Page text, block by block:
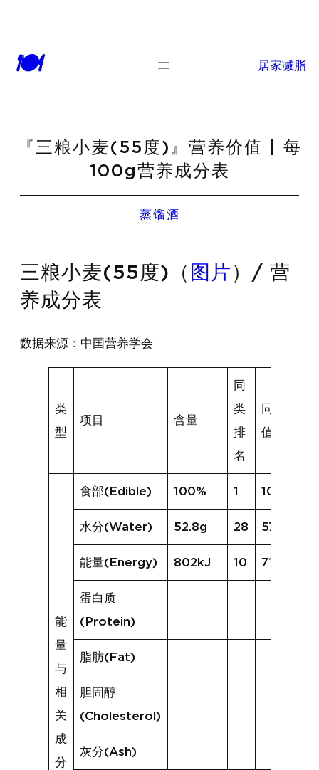
🍽 居家减脂
『三粮小麦(55度)』营养价值 | 每
100g营养成分表
蒸馏酒
三粮小麦(55度)（ 图片 ）/ 营
养成分表
数据来源：中国营养学会
类
型
项目 含量
同
类
排
名
同类均
值
能
量
与
相
关
成
分
食部(Edible) 100% 1 100%
水分(Water) 52.8g 28 57.9g
能量(Energy) 802kJ 10 715kJ
蛋白质
(Protein)
脂肪(Fat)
胆固醇
(Cholesterol)
灰分(Ash)